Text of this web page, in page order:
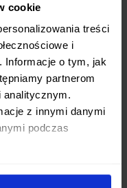
cookie
treści
i
Informacje o tym, jak
partnerom
analitycznym.
z innymi danymi
podczas
jedyny w swoim
formę i
z naturalnego
i usłojeniem od
podkreśla
produktu.